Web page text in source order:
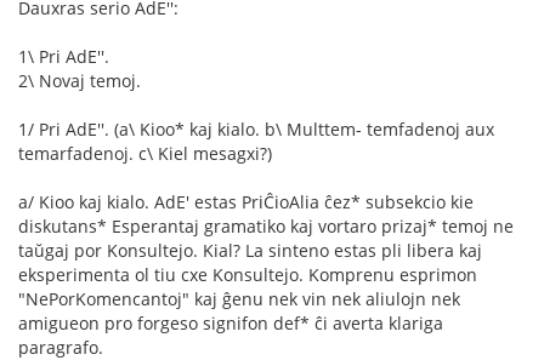
Dauxras serio AdE'':
1\ Pri AdE''.
2\ Novaj temoj.
1/ Pri AdE''. (a\ Kioo* kaj kialo. b\ Multtem- temfadenoj aux
temarfadenoj. c\ Kiel mesagxi?)
a/ Kioo kaj kialo. AdE' estas PriĈioAlia ĉez* subsekcio kie
diskutans* Esperantaj gramatiko kaj vortaro prizaj* temoj ne
taŭgaj por Konsultejo. Kial? La sinteno estas pli libera kaj
eksperimenta ol tiu cxe Konsultejo. Komprenu esprimon
"NePorKomencantoj" kaj ĝenu nek vin nek aliulojn nek
amigueon pro forgeso signifon def* ĉi averta klariga
paragrafo.